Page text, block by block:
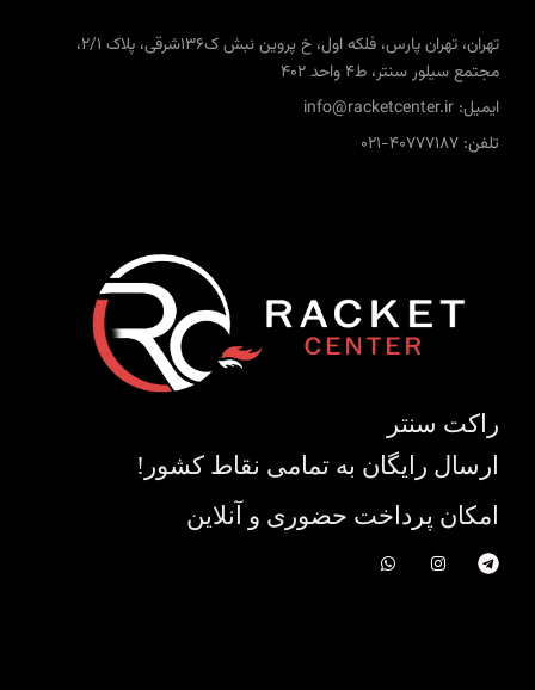
تهران، تهران پارس، فلکه اول، خ پروین نبش ک136شرقی، پلاک 2/1،
مجتمع سیلور سنتر، ط4 واحد 402
ایمیل: info@racketcenter.ir
تلفن: 40777187-021
راکت سنتر
ارسال رایگان به تمامی نقاط کشور!
امکان پرداخت حضوری و آنلاین